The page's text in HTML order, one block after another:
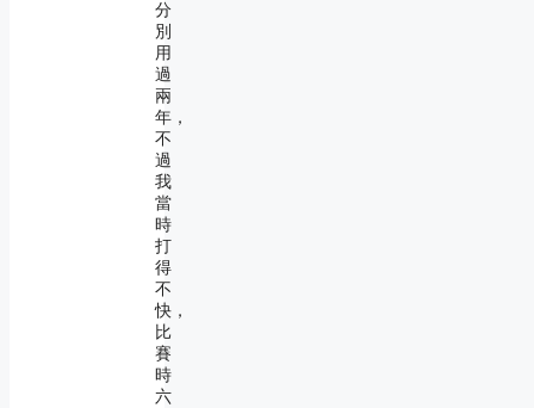
分
別
用
過
兩
年，
不
過
我
當
時
打
得
不
快，
比
賽
時
六